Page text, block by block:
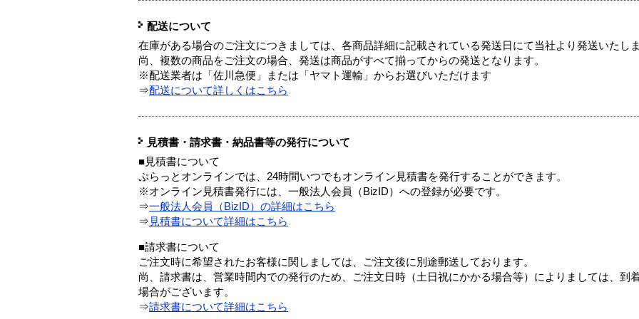
配送について
在庫がある場合のご注文につきましては、各商品詳細に記載されている発送日にて当社より発送いたしま
尚、複数の商品をご注文の場合、発送は商品がすべて揃ってからの発送となります。
※配送業者は「佐川急便」または「ヤマト運輸」からお選びいただけます
⇒配送について詳しくはこちら
見積書・請求書・納品書等の発行について
■見積書について
ぷらっとオンラインでは、24時間いつでもオンライン見積書を発行することができます。
※オンライン見積書発行には、一般法人会員（BizID）への登録が必要です。
⇒一般法人会員（BizID）の詳細はこちら
⇒ 見積書について詳細はこちら
■請求書について
ご注文時に希望されたお客様に関しましては、ご注文後に別途郵送しております。
尚、請求書は、営業時間内での発行のため、ご注文日時（土日祝にかかる場合等）によりましては、到
場合がございます。
⇒請求書について詳細はこちら